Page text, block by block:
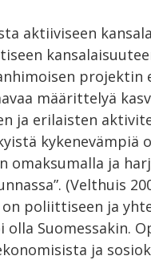
aktiiviseen
määrittelyä
ja erilaisten
kykenevämpiä
omaksumalla ja
(Velthuis
poliittiseen ja
olla Suomessakin.
ja